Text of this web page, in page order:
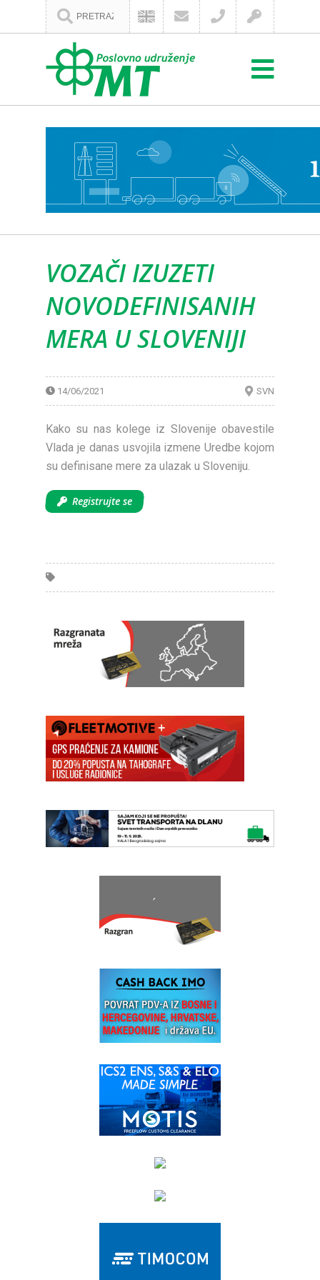
VOZAČI IZUZETI
NOVODEFINISANIH
MERA U SLOVENIJI
14/06/2021 SVN
Kako su nas kolege iz Slovenije obavestile
Vlada je danas usvojila izmene Uredbe kojom
su definisane mere za ulazak u Sloveniju.
Registrujte se